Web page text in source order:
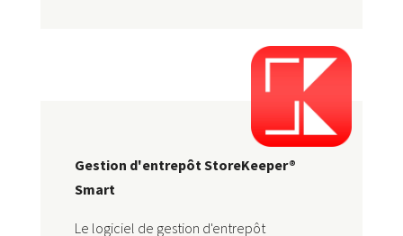
Gestion d'entrepôt StoreKeeper®
Smart
Le logiciel de gestion d'entrepôt